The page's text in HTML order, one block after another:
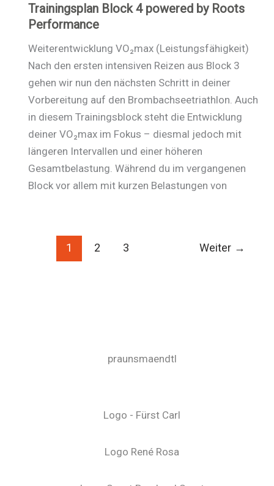
Trainingsplan Block 4 powered by Roots
Performance
Weiterentwicklung VO₂max (Leistungsfähigkeit)
Nach den ersten intensiven Reizen aus Block 3
gehen wir nun den nächsten Schritt in deiner
Vorbereitung auf den Brombachseetriathlon. Auch
in diesem Trainingsblock steht die Entwicklung
deiner VO₂max im Fokus – diesmal jedoch mit
längeren Intervallen und einer höheren
Gesamtbelastung. Während du im vergangenen
Block vor allem mit kurzen Belastungen von
1 2 3 Weiter →